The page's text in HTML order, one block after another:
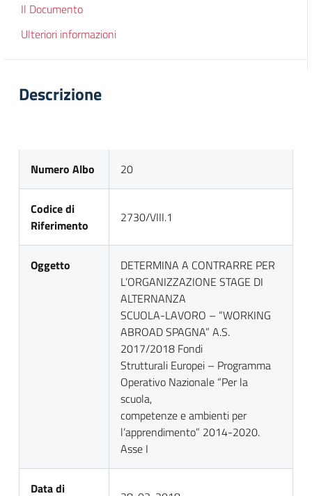
Il Documento
Ulteriori informazioni
Descrizione
Numero Albo 20
Codice di
Riferimento
2730/VIII.1
Oggetto
DETERMINA A CONTRARRE PER
L’ORGANIZZAZIONE STAGE DI
ALTERNANZA
SCUOLA-LAVORO – “WORKING
ABROAD SPAGNA” A.S.
2017/2018 Fondi
Strutturali Europei – Programma
Operativo Nazionale “Per la
scuola,
competenze e ambienti per
l’apprendimento” 2014-2020.
Asse I
Data di